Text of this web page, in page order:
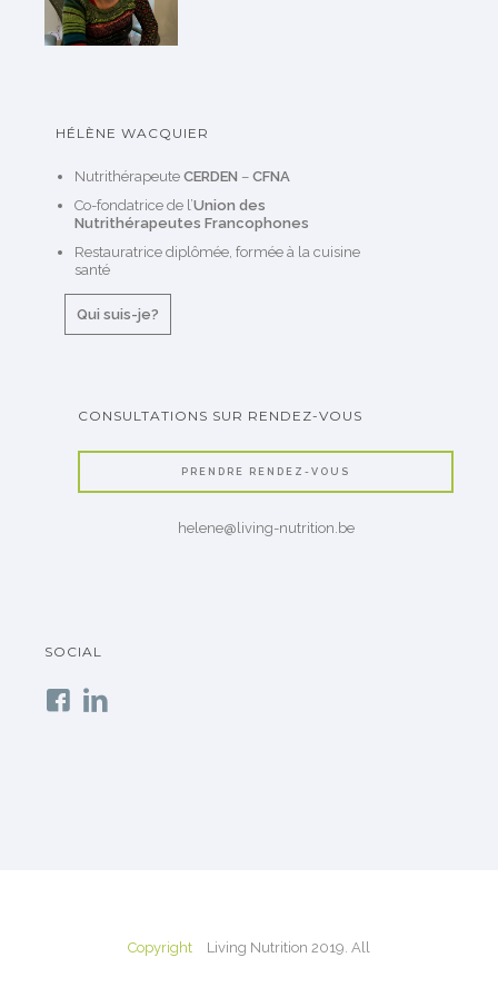
HÉLÈNE WACQUIER
Nutrithérapeute CERDEN – CFNA
Co-fondatrice de l’Union des
Nutrithérapeutes Francophones
Restauratrice diplômée, formée à la cuisine
santé
Qui suis-je?
CONSULTATIONS SUR RENDEZ-VOUS
PRENDRE RENDEZ-VOUS
helene@living-nutrition.be
SOCIAL
Copyright
Living Nutrition 2019. All